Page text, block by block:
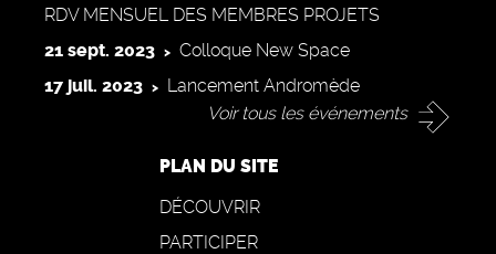
RDV MENSUEL DES MEMBRES PROJETS
21 sept. 2023
Colloque New Space
17 juil. 2023
Lancement Andromède
Voir tous les événements
PLAN DU SITE
DÉCOUVRIR
PARTICIPER